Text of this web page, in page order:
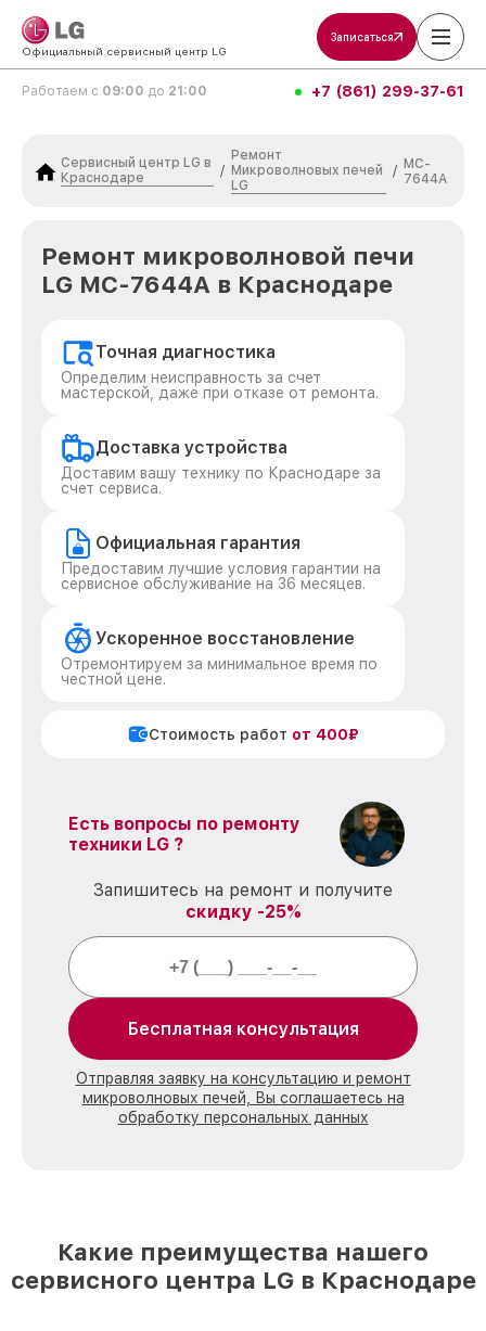
Официальный сервисный центр LG
Записаться
Работаем с 09:00 до 21:00 +7 (861) 299-37-61
Сервисный центр LG в
Краснодаре
/
Ремонт
Микроволновых печей
LG
/ MC-
7644A
Ремонт микроволновой печи
LG MC-7644A в Краснодаре
Точная диагностика
Определим неисправность за счет
мастерской, даже при отказе от ремонта.
Доставка устройства
Доставим вашу технику по Краснодаре за
счет сервиса.
Официальная гарантия
Предоставим лучшие условия гарантии на
сервисное обслуживание на 36 месяцев.
Ускоренное восстановление
Отремонтируем за минимальное время по
честной цене.
Стоимость работ от 400₽
Есть вопросы по ремонту
техники LG ?
Запишитесь на ремонт и получите
скидку -25%
Бесплатная консультация
Отправляя заявку на консультацию и ремонт
микроволновых печей, Вы соглашаетесь на
обработку персональных данных
Какие преимущества нашего
сервисного центра LG в Краснодаре